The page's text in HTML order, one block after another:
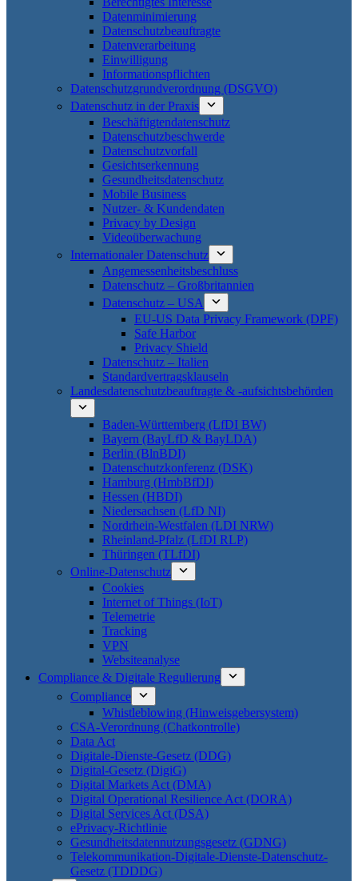
Datenminimierung
Datenschutzbeauftragte
Datenverarbeitung
Einwilligung
Informationspflichten
Datenschutzgrundverordnung (DSGVO)
Datenschutz in der Praxis
Beschäftigtendatenschutz
Datenschutzbeschwerde
Datenschutzvorfall
Gesichtserkennung
Gesundheitsdatenschutz
Mobile Business
Nutzer- & Kundendaten
Privacy by Design
Videoüberwachung
Internationaler Datenschutz
Angemessenheitsbeschluss
Datenschutz – Großbritannien
Datenschutz – USA
EU-US Data Privacy Framework (DPF)
Safe Harbor
Privacy Shield
Datenschutz – Italien
Standardvertragsklauseln
Landesdatenschutzbeauftragte & -aufsichtsbehörden
Baden-Württemberg (LfDI BW)
Bayern (BayLfD & BayLDA)
Berlin (BlnBDI)
Datenschutzkonferenz (DSK)
Hamburg (HmbBfDI)
Hessen (HBDI)
Niedersachsen (LfD NI)
Nordrhein-Westfalen (LDI NRW)
Rheinland-Pfalz (LfDI RLP)
Thüringen (TLfDI)
Online-Datenschutz
Cookies
Internet of Things (IoT)
Telemetrie
Tracking
VPN
Websiteanalyse
Compliance & Digitale Regulierung
Compliance
Whistleblowing (Hinweisgebersystem)
CSA-Verordnung (Chatkontrolle)
Data Act
Digitale-Dienste-Gesetz (DDG)
Digital-Gesetz (DigiG)
Digital Markets Act (DMA)
Digital Operational Resilience Act (DORA)
Digital Services Act (DSA)
ePrivacy-Richtlinie
Gesundheitsdatennutzungsgesetz (GDNG)
Telekommunikation-Digitale-Dienste-Datenschutz-
Gesetz (TDDDG)